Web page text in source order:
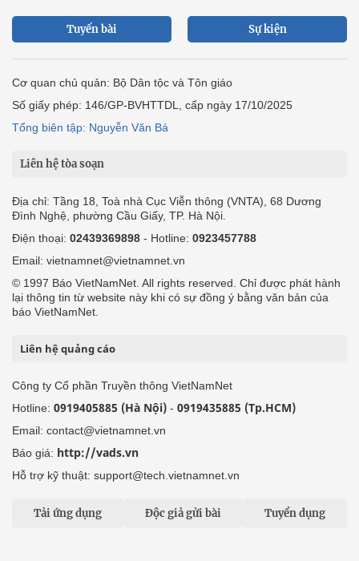
Tuyến bài Sự kiện
Cơ quan chủ quản: Bộ Dân tộc và Tôn giáo
Số giấy phép: 146/GP-BVHTTDL, cấp ngày 17/10/2025
Tổng biên tập: Nguyễn Văn Bá
Liên hệ tòa soạn
Địa chỉ: Tầng 18, Toà nhà Cục Viễn thông (VNTA), 68 Dương
Đình Nghệ, phường Cầu Giấy, TP. Hà Nội.
Điện thoại: 02439369898 - Hotline: 0923457788
Email: vietnamnet@vietnamnet.vn
© 1997 Báo VietNamNet. All rights reserved. Chỉ được phát hành
lại thông tin từ website này khi có sự đồng ý bằng văn bản của
báo VietNamNet.
Liên hệ quảng cáo
Công ty Cổ phần Truyền thông VietNamNet
Hotline: 0919405885 (Hà Nội) - 0919435885 (Tp.HCM)
Email: contact@vietnamnet.vn
Báo giá: http://vads.vn
Hỗ trợ kỹ thuật: support@tech.vietnamnet.vn
Tải ứng dụng Độc giả gửi bài Tuyển dụng